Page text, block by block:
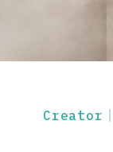
Creator